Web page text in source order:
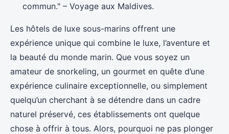
commun." – Voyage aux Maldives.
Les hôtels de luxe sous-marins offrent une
expérience unique qui combine le luxe, l’aventure et
la beauté du monde marin. Que vous soyez un
amateur de snorkeling, un gourmet en quête d’une
expérience culinaire exceptionnelle, ou simplement
quelqu’un cherchant à se détendre dans un cadre
naturel préservé, ces établissements ont quelque
chose à offrir à tous. Alors, pourquoi ne pas plonger